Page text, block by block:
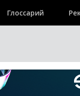
Глоссарий